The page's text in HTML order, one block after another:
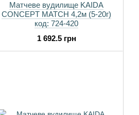
Матчеве вудилище KAIDA
CONCEPT MATCH 4,2м (5-20г)
код: 724-420
1 692.5 грн